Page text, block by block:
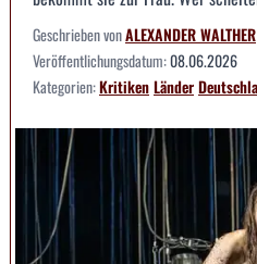
Geschrieben vonALEXANDER WALTHER
Veröffentlichungsdatum:08.06.2026
Kategorien:KritikenLänder